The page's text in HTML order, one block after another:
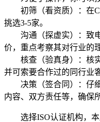
初筛（看资质）：在
挑选3-5家。
沟通（探虚实）：致电
价，重点考察其对行业的
核查（验真身）：核实
并可索要合作过的同行业
决策（签合同）：仔细
内容、双方责任等，确保
选择ISO认证机构，本